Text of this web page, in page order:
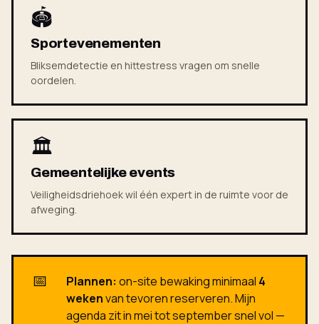
🏟
Sportevenementen
Bliksemdetectie en hittestress vragen om snelle
oordelen.
🏛
Gemeentelijke events
Veiligheidsdriehoek wil één expert in de ruimte voor de
afweging.
📅 Plannen: on-site bewaking minimaal 4
wekenvan tevoren reserveren. Mijn
agenda zit in mei tot september snel vol —